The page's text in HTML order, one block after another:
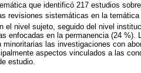
que identificó 217 estudios
revisiones sistemáticas en la temática
el nivel sujeto, seguido del nivel
enfocadas en la permanencia (24 %).
las investigaciones con
aspectos vinculados a las
estudio.